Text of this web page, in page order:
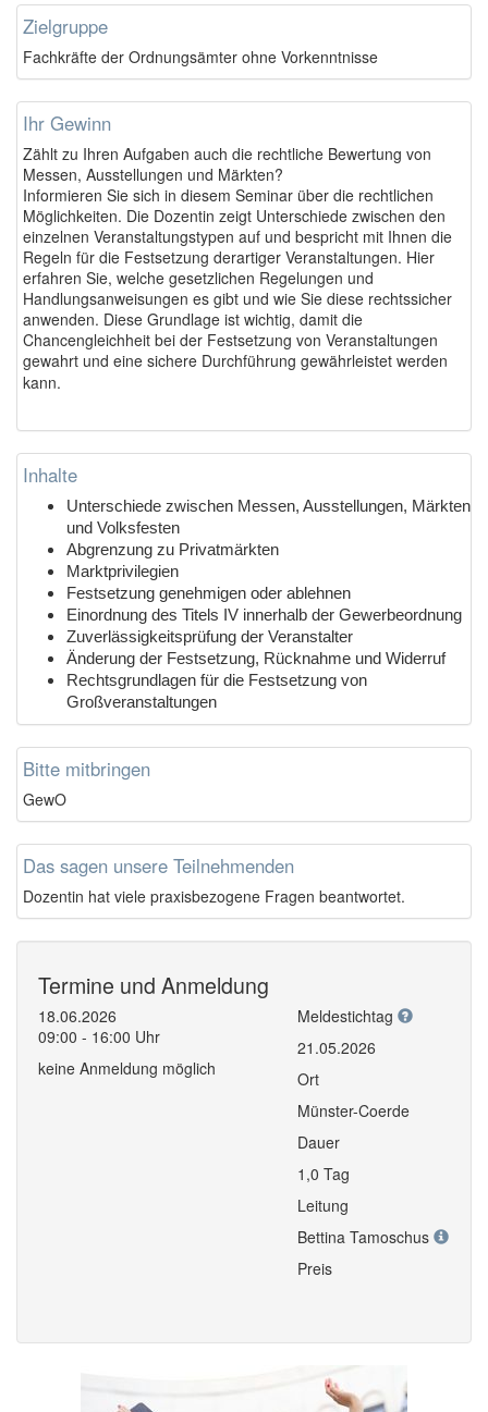
Zielgruppe
Fachkräfte der Ordnungsämter ohne Vorkenntnisse
Ihr Gewinn
Zählt zu Ihren Aufgaben auch die rechtliche Bewertung von
Messen, Ausstellungen und Märkten?
Informieren Sie sich in diesem Seminar über die rechtlichen
Möglichkeiten. Die Dozentin zeigt Unterschiede zwischen den
einzelnen Veranstaltungstypen auf und bespricht mit Ihnen die
Regeln für die Festsetzung derartiger Veranstaltungen. Hier
erfahren Sie, welche gesetzlichen Regelungen und
Handlungsanweisungen es gibt und wie Sie diese rechtssicher
anwenden. Diese Grundlage ist wichtig, damit die
Chancengleichheit bei der Festsetzung von Veranstaltungen
gewahrt und eine sichere Durchführung gewährleistet werden
kann.
Inhalte
Unterschiede zwischen Messen, Ausstellungen, Märkten
und Volksfesten
Abgrenzung zu Privatmärkten
Marktprivilegien
Festsetzung genehmigen oder ablehnen
Einordnung des Titels IV innerhalb der Gewerbeordnung
Zuverlässigkeitsprüfung der Veranstalter
Änderung der Festsetzung, Rücknahme und Widerruf
Rechtsgrundlagen für die Festsetzung von
Großveranstaltungen
Bitte mitbringen
GewO
Das sagen unsere Teilnehmenden
Dozentin hat viele praxisbezogene Fragen beantwortet.
Termine und Anmeldung
18.06.2026
09:00 - 16:00 Uhr
keine Anmeldung möglich
Meldestichtag
21.05.2026
Ort
Münster-Coerde
Dauer
1,0 Tag
Leitung
Bettina Tamoschus
Preis